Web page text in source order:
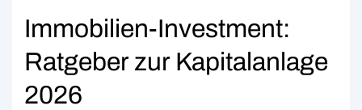
Immobilien-Investment:
Ratgeber zur Kapitalanlage
2026